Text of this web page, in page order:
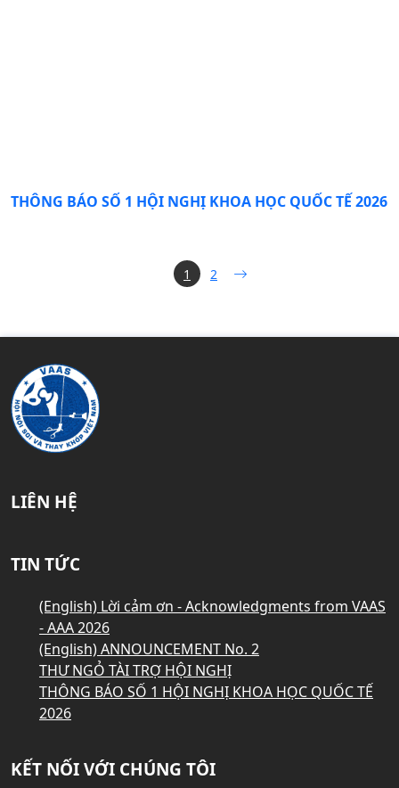
THÔNG BÁO SỐ 1 HỘI NGHỊ KHOA HỌC QUỐC TẾ 2026
1 2
LIÊN HỆ
TIN TỨC
(English) Lời cảm ơn - Acknowledgments from VAAS
- AAA 2026
(English) ANNOUNCEMENT No. 2
THƯ NGỎ TÀI TRỢ HỘI NGHỊ
THÔNG BÁO SỐ 1 HỘI NGHỊ KHOA HỌC QUỐC TẾ
2026
KẾT NỐI VỚI CHÚNG TÔI